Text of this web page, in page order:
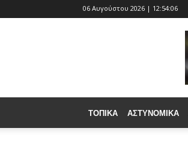
06 Αυγούστου 2026 | 12:54:07
ΤΟΠΙΚΆ ΑΣΤΥΝΟΜΙΚΆ